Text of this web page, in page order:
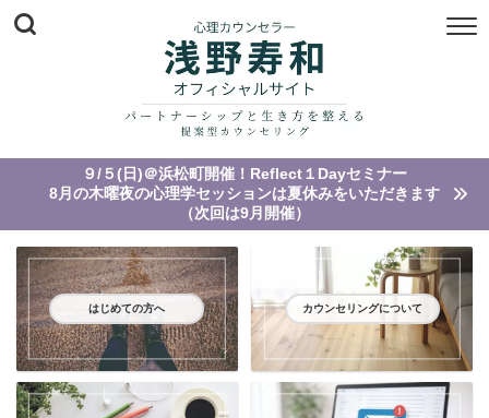
９/５(日)＠浜松町開催！Reflect１Dayセミナー
8月の木曜夜の心理学セッションは夏休みをいただきます
（次回は9月開催）
はじめての方へ カウンセリングについて